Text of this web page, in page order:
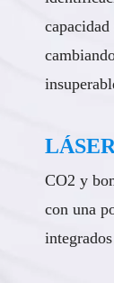
CO2 y
con una